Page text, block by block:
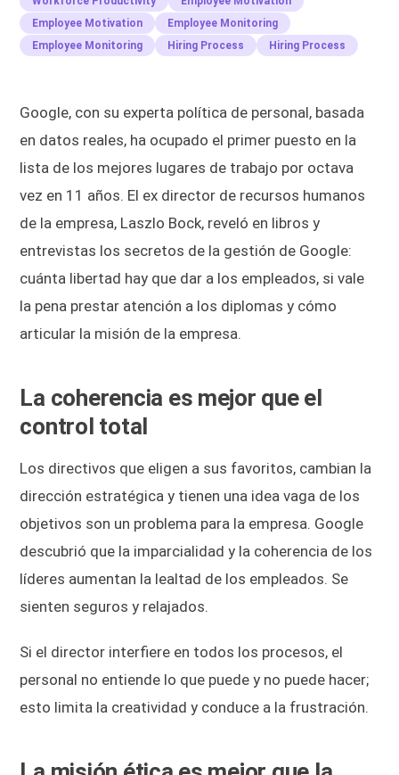
Employee Motivation
Employee Monitoring
Employee Monitoring
Hiring Process Hiring Process
Google, con su experta política de personal, basada
en datos reales, ha ocupado el primer puesto en la
lista de los mejores lugares de trabajo por octava
vez en 11 años. El ex director de recursos humanos
de la empresa, Laszlo Bock, reveló en libros y
entrevistas los secretos de la gestión de Google:
cuánta libertad hay que dar a los empleados, si vale
la pena prestar atención a los diplomas y cómo
articular la misión de la empresa.
La coherencia es mejor que el
control total
Los directivos que eligen a sus favoritos, cambian la
dirección estratégica y tienen una idea vaga de los
objetivos son un problema para la empresa. Google
descubrió que la imparcialidad y la coherencia de los
líderes aumentan la lealtad de los empleados. Se
sienten seguros y relajados.
Si el director interfiere en todos los procesos, el
personal no entiende lo que puede y no puede hacer;
esto limita la creatividad y conduce a la frustración.